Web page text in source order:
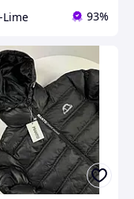
Lime 93%